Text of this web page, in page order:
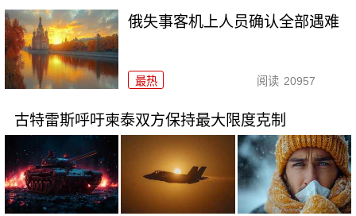
俄失事客机上人员确认全部遇难
最热 阅读 20957
古特雷斯呼吁柬泰双方保持最大限度克制